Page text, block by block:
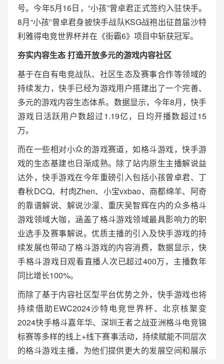
号。今年5月16日，“小孩”曾卓君正式签约入驻快手。
8月“小孩”曾卓君身披快手战队KSG战袍出征首届沙特
利雅得电竞世界杯并在《街霸6》项目中斩获冠军。
夯实内容生态 打造开放多元的游戏内容社区
基于在自有电竞战队、社区生态及赛事合作等领域的
持续发力，快手已经为游戏用户搭建出了一个完善、
多元的游戏内容生态体系。数据显示，今年8月，快手
游戏日活跃用户数超过1.19亿，日均开播数超过15
万。
而在一些相对小众的游戏赛道，如格斗游戏，快手游
戏的生态基建也日渐成熟。除了站内原生主播解说益
达外，快手游戏在今年重磅引入包括小孩曾卓君、丁
春秋DCQ、村肉Zhen、小宝vxbao、商都绵羊、阿奇
的靠谱解说、解说沙濛、重庆吴智辉在内的众多格斗
游戏领域大咖，涵盖了格斗游戏领域最具影响力的职
业选手及赛事解说。优质主播的引入及快手游戏的持
续发展也带动了格斗游戏的内容消费，数据显示，快
手格斗游戏日观看直播人次已超过400万，主播数年
同比增长100%。
而除了基于内容社区型平台优势之外，快手游戏也将
持续借助EWC2024沙特电竞世界杯、北京核聚变
2024快手格斗嘉年华、深圳王者之战亚洲格斗电竞锦
标赛等多样的线上+线下赛事活动，持续赋能不同层次
的格斗游戏主播，为他们提供更大的发展空间和展示